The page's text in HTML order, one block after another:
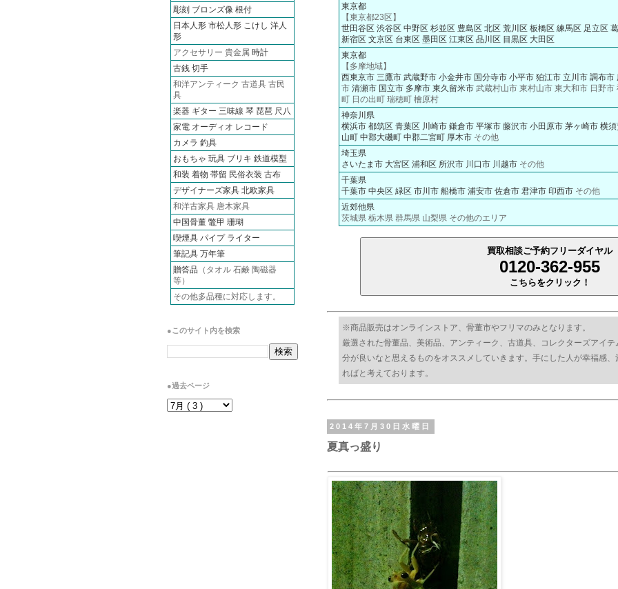
東京都
【東京都23区】
世田谷区 渋谷区 中野区 杉並区 豊島区 北区 荒川区 板橋区 練馬区 足立区
新宿区 文京区 台東区 墨田区 江東区 品川区 目黒区 大田区
東京都
【多摩地域】
西東京市 三鷹市 武蔵野市 小金井市 国分寺市 小平市 狛江市 立川市 調布市
市 清瀬市 国立市 多摩市 東久留米市武蔵村山市 東村山市 東大和市 日野市
町 日の出町 瑞穂町 檜原村
神奈川県
横浜市 都筑区 青葉区 川崎市 鎌倉市 平塚市 藤沢市 小田原市 茅ヶ崎市 横
山町 中郡大磯町 中郡二宮町 厚木市その他
埼玉県
さいたま市 大宮区 浦和区 所沢市 川口市 川越市その他
千葉県
千葉市 中央区 緑区 市川市 船橋市 浦安市 佐倉市 君津市 印西市その他
近郊他県
茨城県 栃木県 群馬県 山梨県 その他のエリア
買取相談ご予約フリーダイヤル
0120-362-955
こちらをクリック！
※商品販売はオンラインストア、骨董市やフリマのみとなります。
厳選された骨董品、美術品、アンティーク、古道具、コレクターズアイ
分が良いなと思えるものをオススメしていきます。手にした人が幸福感
ればと考えております。
2014年7月30日水曜日
夏真っ盛り
彫刻 ブロンズ像 根付
日本人形 市松人形 こけし 洋人
形
アクセサリー 貴金属 時計
古銭 切手
和洋アンティーク 古道具 古民
具
楽器 ギター 三味線 琴 琵琶 尺八
家電 オーディオ レコード
カメラ 釣具
おもちゃ 玩具 ブリキ 鉄道模型
和装 着物 帯留 民俗衣装 古布
デザイナーズ家具 北欧家具
和洋古家具 唐木家具
中国骨董 鼈甲 珊瑚
喫煙具 パイプ ライター
筆記具 万年筆
贈答品 （タオル 石鹸 陶磁器
等）
その他多品種に対応します。
●このサイト内を検索
●過去ページ